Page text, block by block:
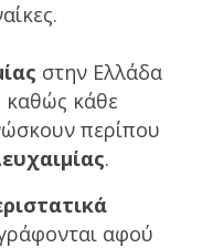
στην Ελλάδα
καθώς κάθε
περίπου
.
αφού